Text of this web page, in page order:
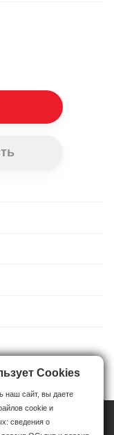
Cookies
наш сайт, вы даете
cookie и
сведения о